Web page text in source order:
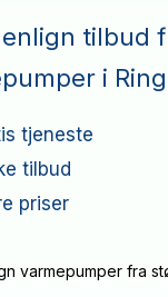
tilbud
i
tjeneste
tilbud
priser
varmepumper fra